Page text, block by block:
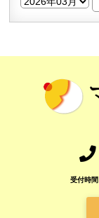
受付時